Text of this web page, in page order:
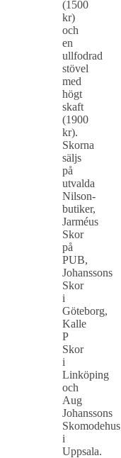
(1500
kr)
och
en
ullfodrad
stövel
med
högt
skaft
(1900
kr).
Skorna
säljs
på
utvalda
Nilson-
butiker,
Jarméus
Skor
på
PUB,
Johanssons
Skor
i
Göteborg,
Kalle
P
Skor
i
Linköping
och
Aug
Johanssons
Skomodehus
i
Uppsala.